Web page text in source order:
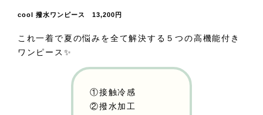
cool 撥水ワンピース 13,200円
これ一着で夏の悩みを全て解決する５つの高機能付き
ワンピース✨
①接触冷感
②撥水加工